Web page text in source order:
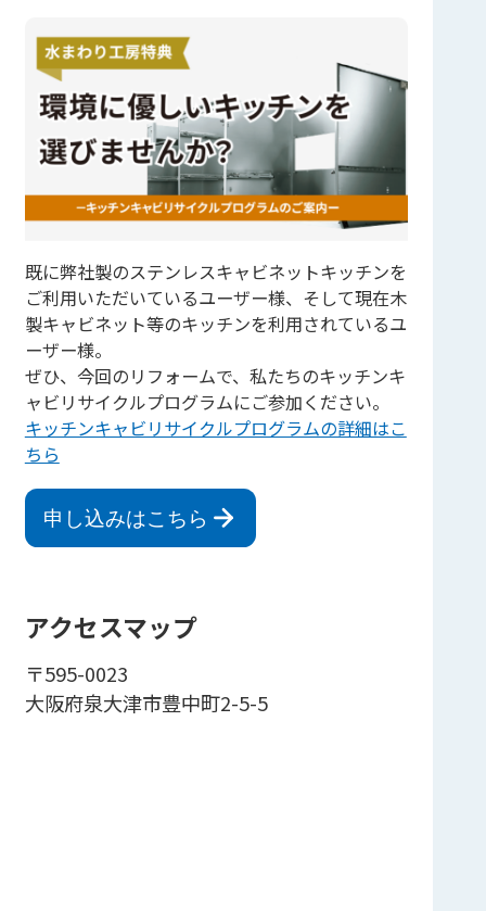
既に弊社製のステンレスキャビネットキッチンを
ご利用いただいているユーザー様、そして現在木
製キャビネット等のキッチンを利用されているユ
ーザー様。
ぜひ、今回のリフォームで、私たちのキッチンキ
ャビリサイクルプログラムにご参加ください。
キッチンキャビリサイクルプログラムの詳細はこ
ちら
申し込みはこちら
アクセスマップ
〒595-0023
大阪府泉大津市豊中町2-5-5